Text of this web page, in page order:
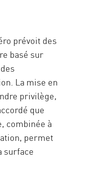
prévoit des
basé sur
La mise en
privilège,
que
combinée à
permet
surface